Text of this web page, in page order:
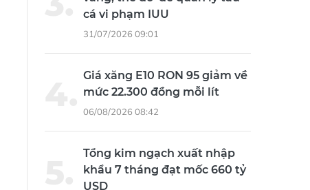
cá vi phạm IUU
Giá xăng E10 RON 95 giảm về
mức 22.300 đồng mỗi lít
Tổng kim ngạch xuất nhập
khẩu 7 tháng đạt mốc 660 tỷ
USD